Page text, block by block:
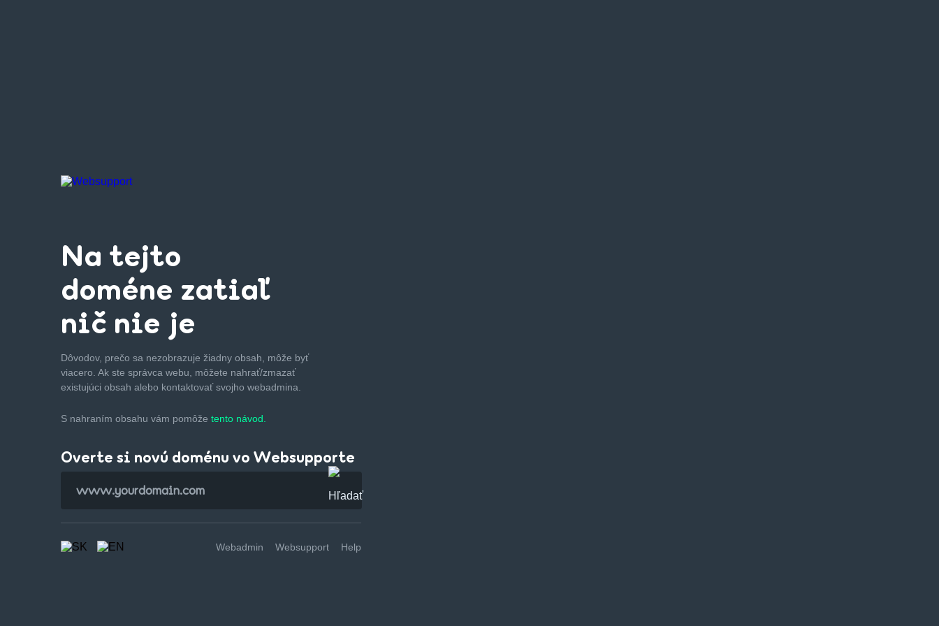
Na tejto
doméne zatiaľ
nič nie je
Dôvodov, prečo sa nezobrazuje žiadny obsah, môže byť
viacero. Ak ste správca webu, môžete nahrať/zmazať
existujúci obsah alebo kontaktovať svojho webadmina.
S nahraním obsahu vám pomôže tento návod.
Overte si novú doménu vo Websupporte
Webadmin Websupport Help